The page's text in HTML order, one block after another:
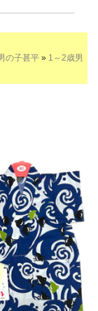
の子甚平 » 1～2歳男